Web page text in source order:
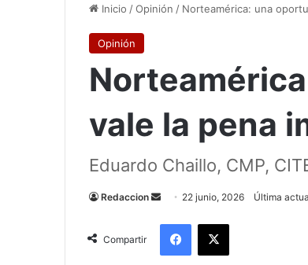
Inicio / Opinión / Norteamérica: una
Opinión
vale la pena
Eduardo Chaillo, CMP,
Redaccion
Send
email
22 junio, 2026 Última
Compartir
Facebook
X